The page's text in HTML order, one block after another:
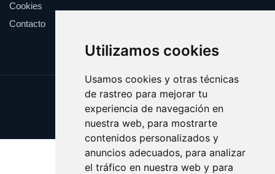
Utilizamos cookies
Usamos cookies y otras técnicas
de rastreo para mejorar tu
experiencia de navegación en
nuestra web, para mostrarte
contenidos personalizados y
anuncios adecuados, para analizar
el tráfico en nuestra web y para
Cookies
Contacto
Update cookies preferences
Copyright © 2025 cumbres.es